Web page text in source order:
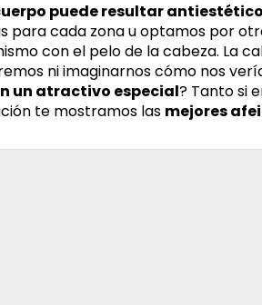
puede resultar antiestético
para cada zona u optamos por
con el pelo de la cabeza. La
ni imaginarnos cómo nos
un atractivo especial? Tanto si
te mostramos las mejores